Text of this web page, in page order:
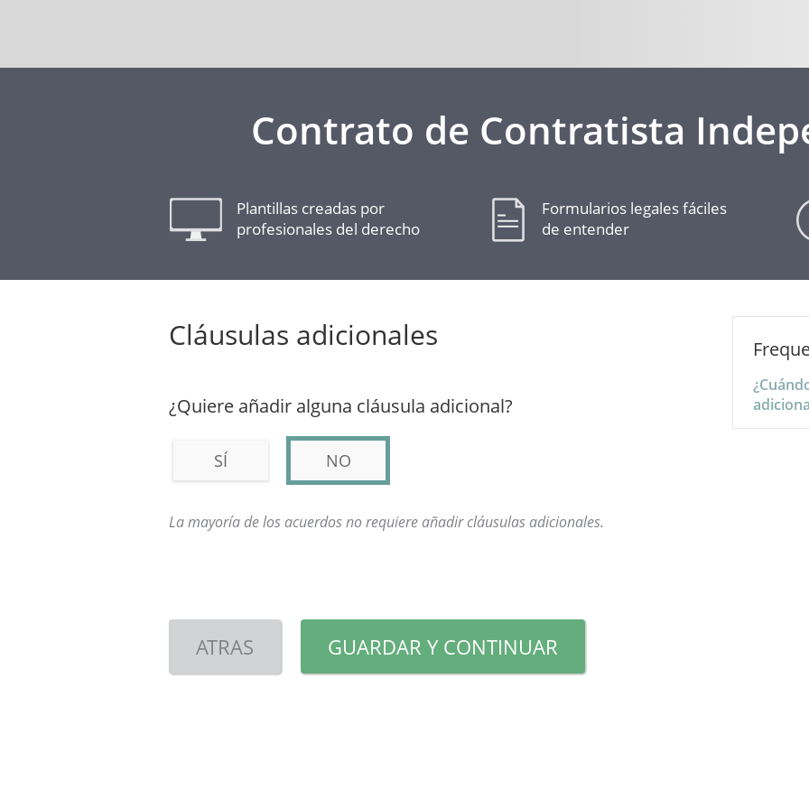
Contrato de Contratista
Plantillas creadas por
profesionales del derecho
Formularios legales fáciles
de entender
Cláusulas adicionales
¿Quiere añadir alguna cláusula adicional?
SÍ NO
La mayoría de los acuerdos no requiere añadir cláusulas adicionales.
ATRAS GUARDAR Y CONTINUAR